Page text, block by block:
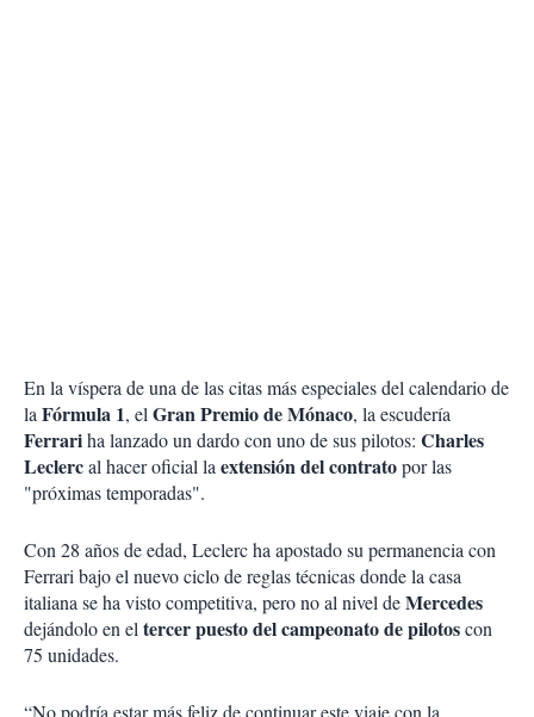
En la víspera de una de las citas más especiales del calendario de
laFórmula 1, elGran Premio de Mónaco, la escudería
Ferrariha lanzado un dardo con uno de sus pilotos: Charles
Leclercal hacer oficial laextensión del contratopor las
"próximas temporadas".
Con 28 años de edad, Leclerc ha apostado su permanencia con
Ferrari bajo el nuevo ciclo de reglas técnicas donde la casa
italiana se ha visto competitiva, pero no al nivel deMercedes
dejándolo en eltercer puesto del campeonato de pilotoscon
75 unidades.